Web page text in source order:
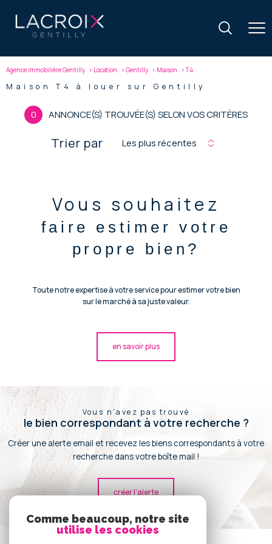
Agence immobilière Gentilly Location Gentilly Maison T4
Maison T4 à louer sur Gentilly
0 ANNONCE(S) TROUVÉE(S) SELON VOS CRITÈRES
Trier par Les plus récentes
Vous souhaitez
faire estimer votre
propre bien?
Toute notre expertise à votre service pour estimer votre bien
sur le marché à sa juste valeur.
en savoir plus
Vous n'avez pas trouvé
le bien correspondant à votre recherche ?
Créer une alerte email et recevez les biens correspondants à votre
recherche dans votre boîte mail !
créer l'alerte
Comme beaucoup, notre site
utilise les cookies